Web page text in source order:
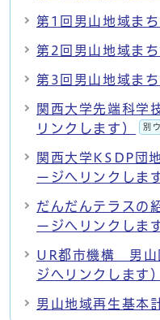
第1回男山地域ま
第2回男山地域ま
第3回男山地域ま
関西大学先端科学
リンクします）
別
関西大学KSDP団
ージへリンクしま
だんだんテラスの
ージへリンクしま
UR都市機構 男山
ジへリンクします）
男山地域再生基本